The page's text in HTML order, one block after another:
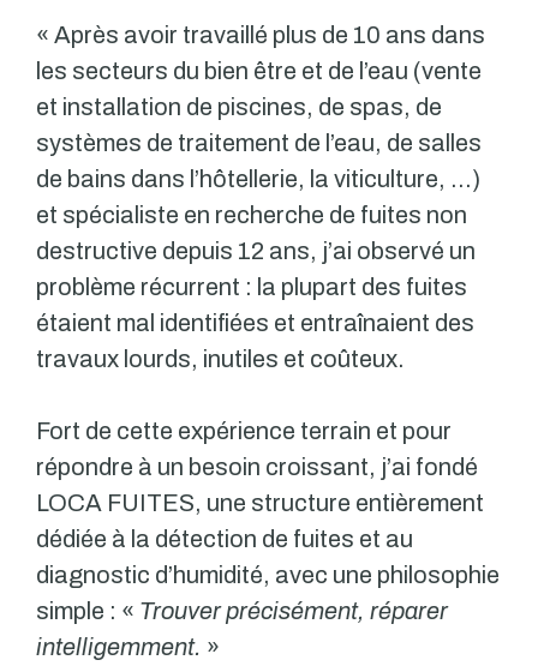
« Après avoir travaillé plus de 10 ans dans
les secteurs du bien être et de l’eau (vente
et installation de piscines, de spas, de
systèmes de traitement de l’eau, de salles
de bains dans l’hôtellerie, la viticulture, …)
et spécialiste en recherche de fuites non
destructive depuis 12 ans, j’ai observé un
problème récurrent : la plupart des fuites
étaient mal identifiées et entraînaient des
travaux lourds, inutiles et coûteux.
Fort de cette expérience terrain et pour
répondre à un besoin croissant, j’ai fondé
LOCA FUITES, une structure entièrement
dédiée à la détection de fuites et au
diagnostic d’humidité, avec une philosophie
simple : « Trouver précisément, réparer
intelligemment. »